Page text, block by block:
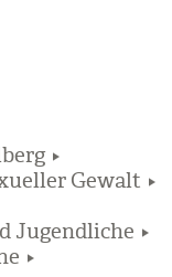
Gewalt
Jugendliche